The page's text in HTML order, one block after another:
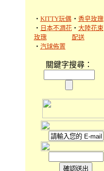
‧ KITTY玩偶 ‧ 香皂玫瑰
‧ 日本不凋花
玫瑰
‧ 大陸花束
配送
‧ 汽球佈置
關鍵字搜尋：